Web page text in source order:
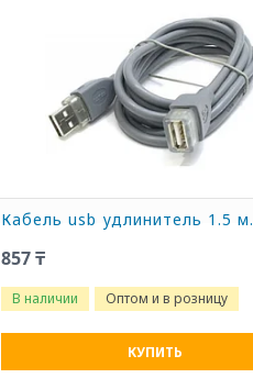
Кабель usb удлинитель 1.5 м.
857 ₸
В наличии Оптом и в розницу
КУПИТЬ